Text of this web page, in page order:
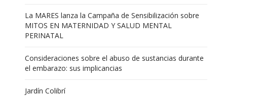
La MARES lanza la Campaña de Sensibilización sobre
MITOS EN MATERNIDAD Y SALUD MENTAL
PERINATAL
Consideraciones sobre el abuso de sustancias durante
el embarazo: sus implicancias
Jardín Colibrí